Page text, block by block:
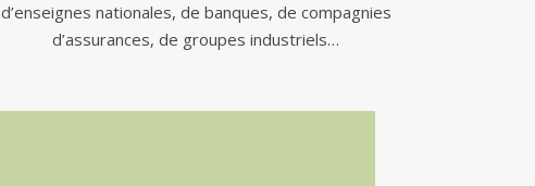
d’enseignes nationales, de banques, de compagnies
d’assurances, de groupes industriels…